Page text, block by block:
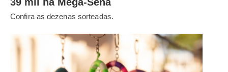
Confira as dezenas sorteadas.